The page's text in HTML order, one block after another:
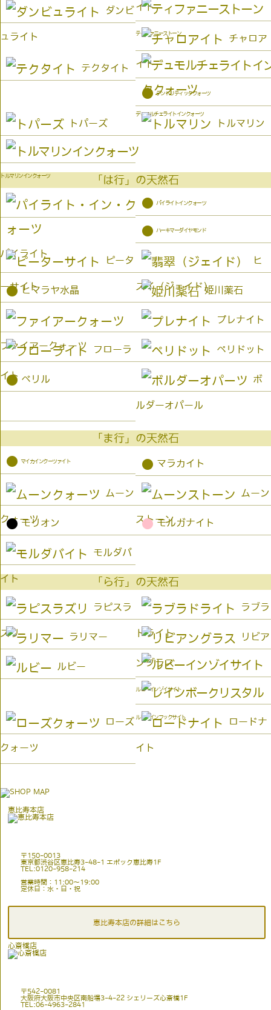
イト
ダンビ
ュライト ティファニーストーン チャロア
イト
テクタイト
デュモルチェライトインクォーツ
● デンドリティッククォーツ
トパーズ トルマリン
トルマリンインクォーツ 「は行」の天然石
パイライト
● パイライトインクォーツ
● ハーキマーダイヤモンド
ピータ
ーサイト
ヒ
スイ（ジェイド）
● ヒマラヤ水晶 姫川薬石
ファイアークォーツ
プレナイト
フローラ
イト
ペリドット
● ベリル ボ
ルダーオパール
「ま行」の天然石
● マイカインクーツァイト ● マラカイト
ムーン
クォーツ
ムーン
ストーン
● モリオン ● モルガナイト
モルダバ
イト 「ら行」の天然石
ラピスラ
ズリ
ラブラ
ドライト
ラリマー リビア
ングラス
ルビー
ルビーインゾイサイト
ルビーインフックサイト
ローズ
クォーツ
ロードナ
イト
恵比寿本店
〒150-0013
東京都渋谷区恵比寿3-48-1 エポック恵比寿1F
TEL:0120-958-214
営業時間：11:00〜19:00
定休日：水・日・祝
恵比寿本店の詳細はこちら
心斎橋店
〒542-0081
大阪府大阪市中央区南船場3-4-22 シェリーズ心斎橋1F
TEL:06-4963-2841